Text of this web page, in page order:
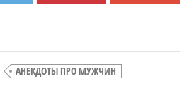
АНЕКДОТЫ ПРО МУЖЧИН